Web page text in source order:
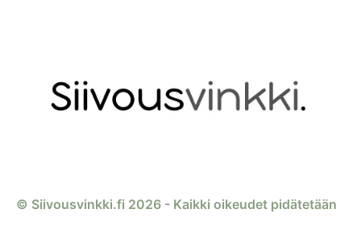
© Siivousvinkki.fi 2026 - Kaikki oikeudet pidätetään